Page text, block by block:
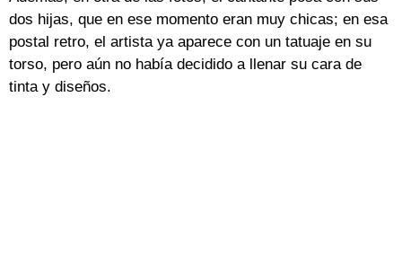
dos hijas, que en ese momento eran muy chicas; en esa
postal retro, el artista ya aparece con un tatuaje en su
torso, pero aún no había decidido a llenar su cara de
tinta y diseños.